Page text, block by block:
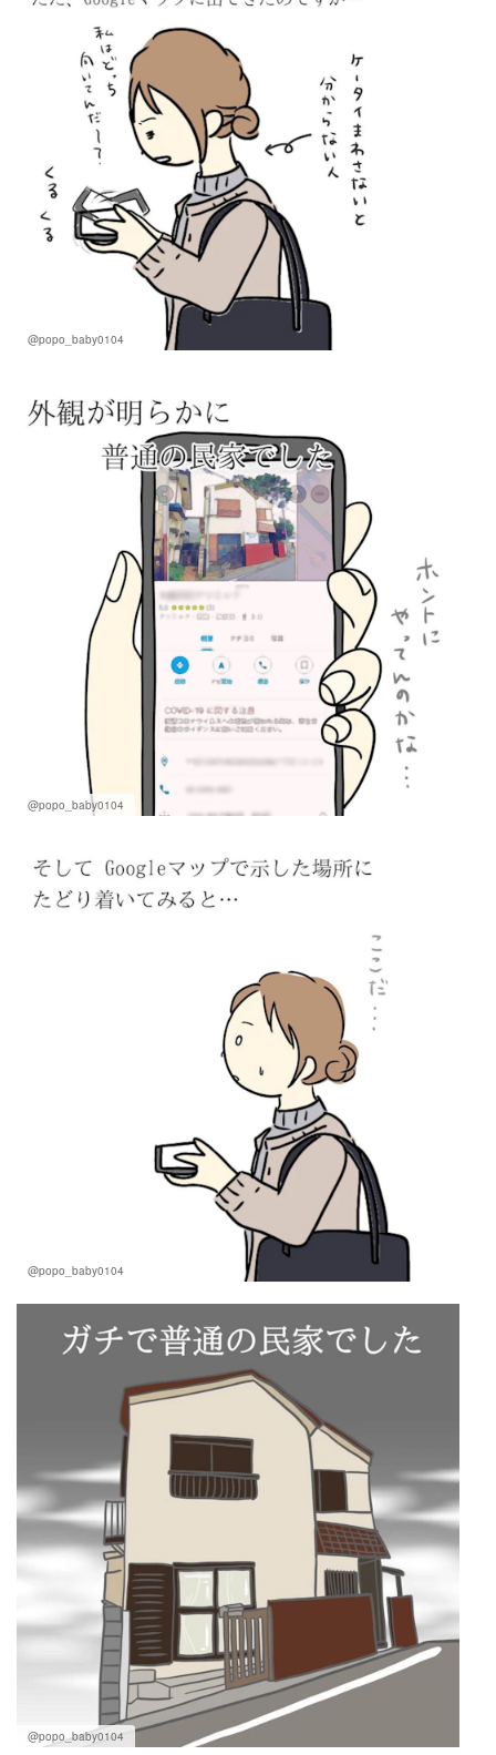
@popo_baby0104
@popo_baby0104
@popo_baby0104
@popo_baby0104